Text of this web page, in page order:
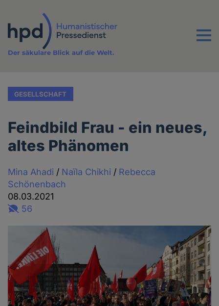
Inhalt
Menu
Der säkulare Blick auf die Welt.
GESELLSCHAFT
Feindbild Frau - ein neues,
altes Phänomen
Mina Ahadi / Naïla Chikhi / Rebecca
Schönenbach
08.03.2021
56